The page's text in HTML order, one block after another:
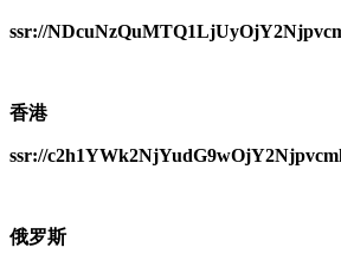
ssr://
香港
ssr://
俄罗斯